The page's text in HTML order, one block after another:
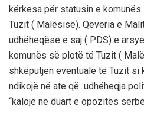
kërkesa për statusin e
Tuzit ( Malësisë). Qeveria e
udhëheqëse e saj ( PDS) e
komunës së plotë të Tuzit (
shkëputjen eventuale të Tuzit si
ndikojë në ate që udhëheqja
“kalojë në duart e opozitës